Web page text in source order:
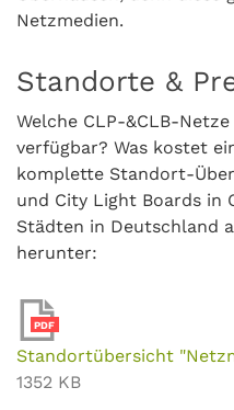
Netzmedien.
Standorte &
Welche CLP-&CLB-
verfügbar? Was kostet
komplette Standort-
und City Light Boards in
Städten in Deutschland
herunter:
PDF
Standortübersicht
1352 KB